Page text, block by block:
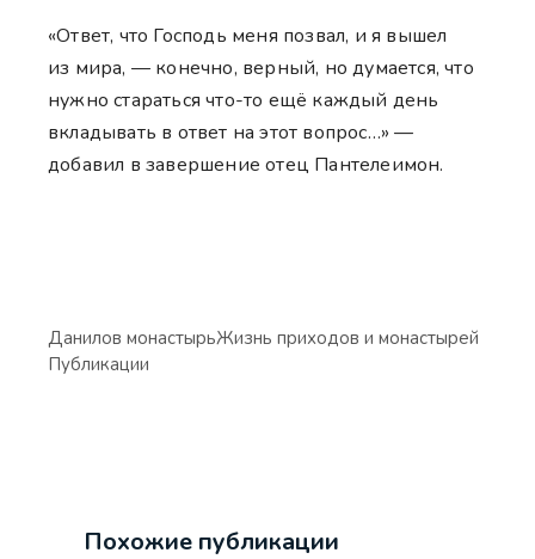
«Ответ, что Господь меня позвал, и я вышел
из мира, — конечно, верный, но думается, что
нужно стараться что-то ещё каждый день
вкладывать в ответ на этот вопрос…» —
добавил в завершение отец Пантелеимон.
Данилов монастырьЖизнь приходов и монастырей
Публикации
Похожие публикации